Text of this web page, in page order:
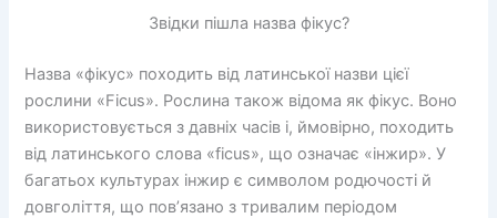
Звідки пішла назва фікус?
Назва «фікус» походить від латинської назви цієї
рослини «Ficus». Рослина також відома як фікус. Воно
використовується з давніх часів і, ймовірно, походить
від латинського слова «ficus», що означає «інжир». У
багатьох культурах інжир є символом родючості й
довголіття, що пов’язано з тривалим періодом